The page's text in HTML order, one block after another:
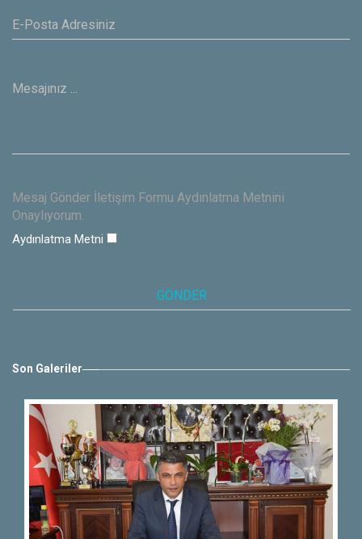
Mesaj Gönder İletişim Formu Aydınlatma Metnini
Onaylıyorum.
Aydınlatma Metni
Son Galeriler